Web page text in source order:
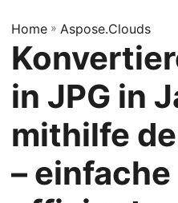
i
o
n
u
Home » Aspose.Clouds
in JPG in
mithilfe
–